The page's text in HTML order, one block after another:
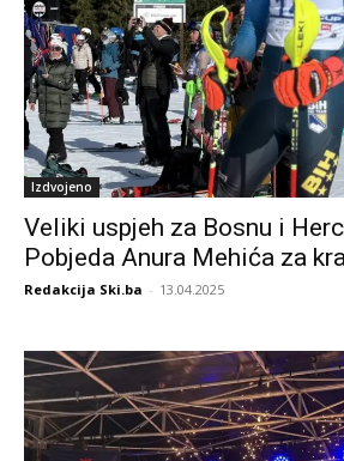
Izdvojeno
Veliki uspjeh za Bosnu i
Pobjeda Anura Mehića za
Redakcija Ski.ba - 13.04.2025